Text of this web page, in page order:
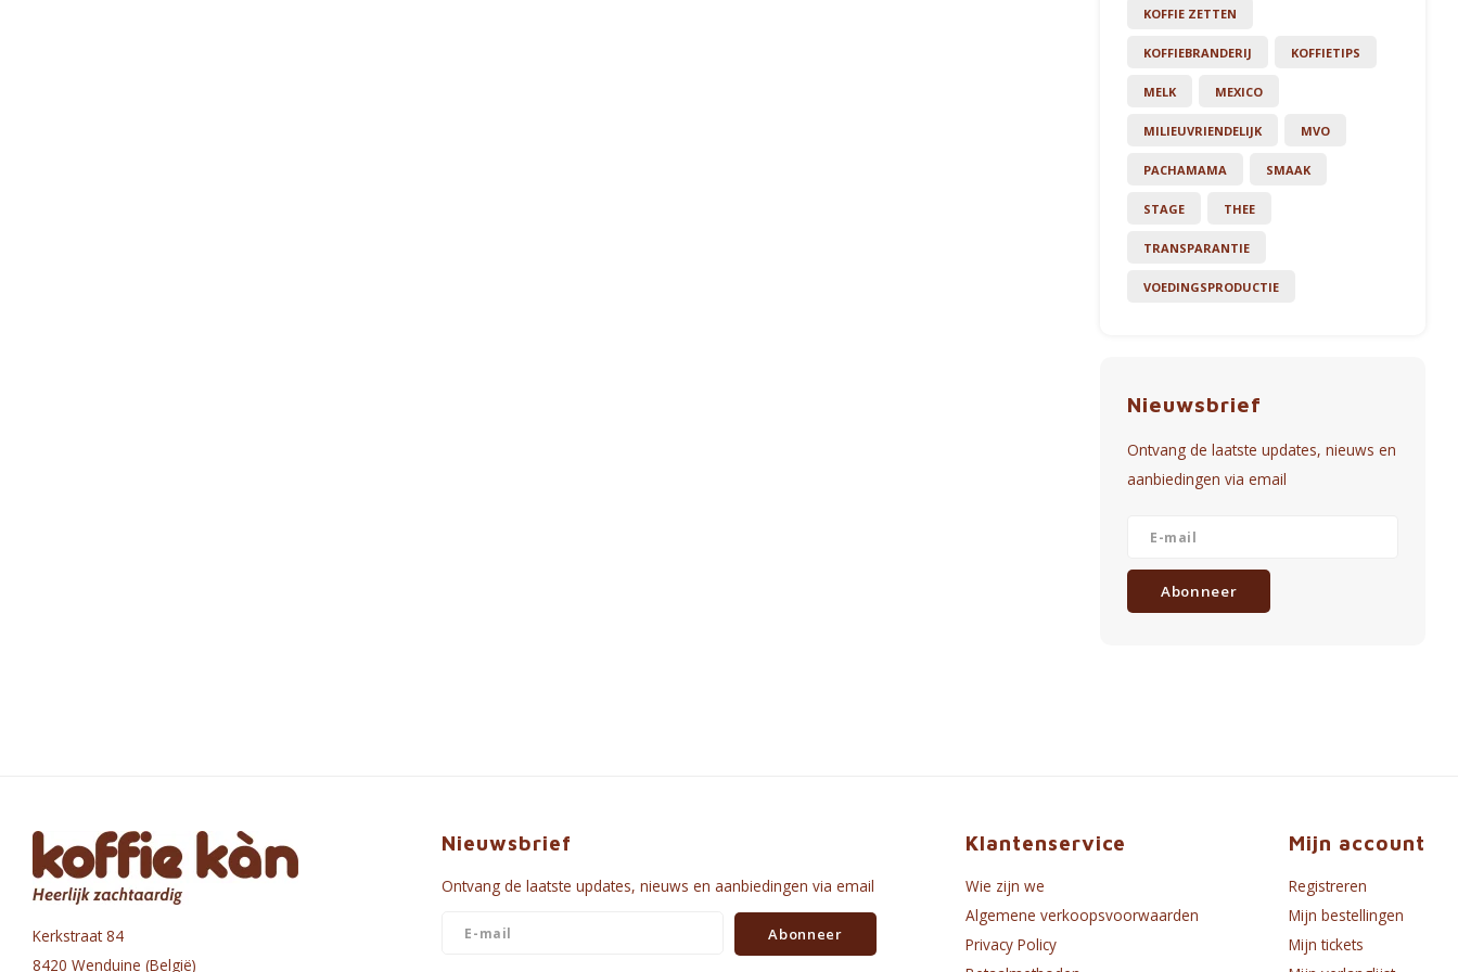
KOFFIE ZETTEN
KOFFIEBRANDERIJ KOFFIETIPS
MELK MEXICO
MILIEUVRIENDELIJK MVO
PACHAMAMA SMAAK
STAGE THEE
TRANSPARANTIE
VOEDINGSPRODUCTIE
Nieuwsbrief
Ontvang de laatste updates, nieuws en
aanbiedingen via email
Abonneer
Kerkstraat 84
8420 Wenduine (België)
Nieuwsbrief
Ontvang de laatste updates, nieuws en aanbiedingen via email
Abonneer
Klantenservice
Wie zijn we
Algemene verkoopsvoorwaarden
Privacy Policy
Mijn account
Registreren
Mijn bestellingen
Mijn tickets